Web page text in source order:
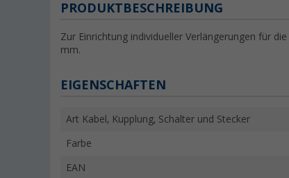
PRODUKTBESCHREIBUNG
Zur Einrichtung individueller Verlängerungen für
mm.
EIGENSCHAFTEN
Art Kabel, Kupplung, Schalter und Stecker
Farbe
EAN